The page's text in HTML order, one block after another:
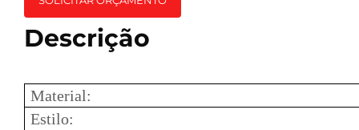
Descrição
Material:
Estilo: